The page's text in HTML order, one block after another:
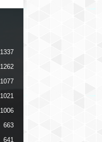
1337
1262
1077
1021
1006
663
641